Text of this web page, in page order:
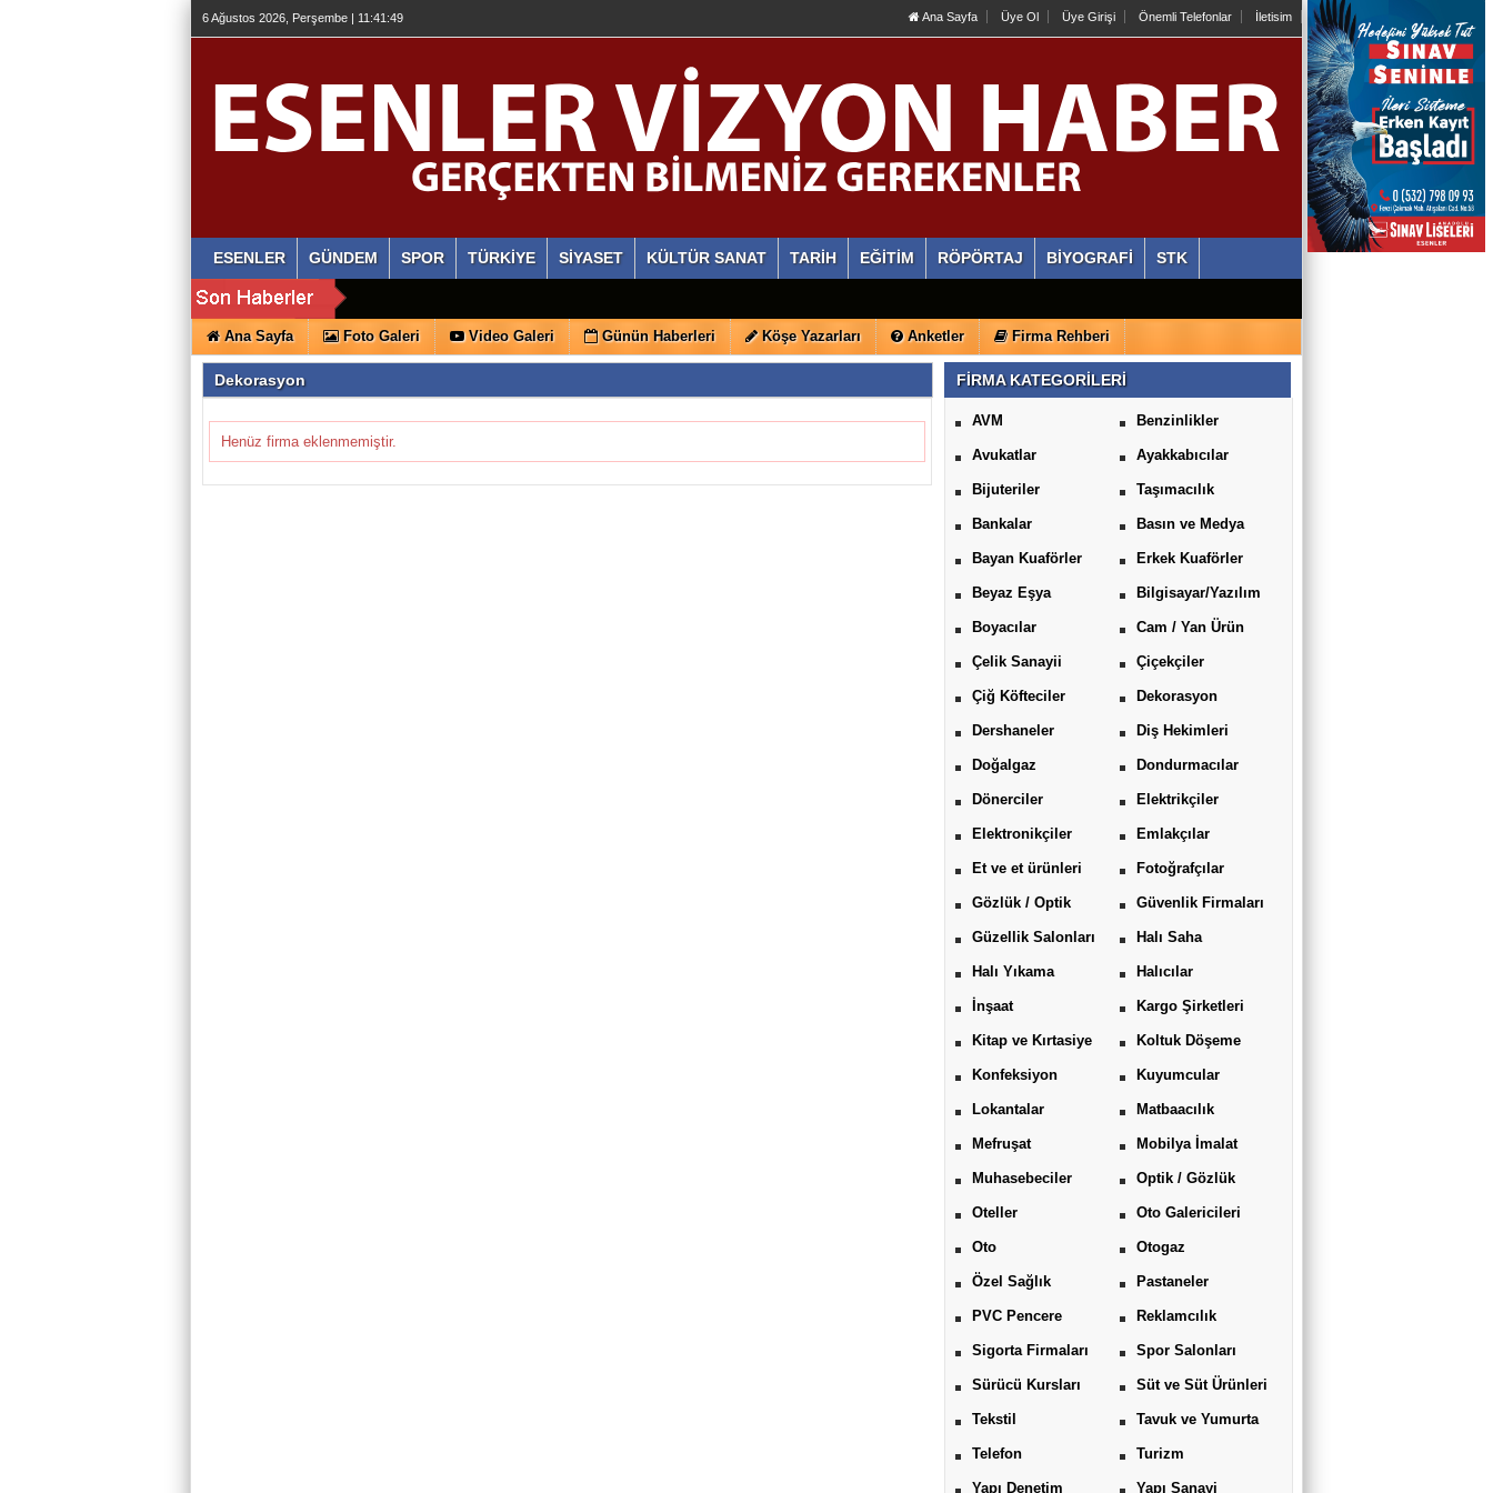
6 Ağustos 2026, Perşembe | 11:41:50 Ana Sayfa Üye Ol Üye Girişi Önemli Telefonlar İletisim
ESENLER GÜNDEM SPOR TÜRKİYE SİYASET KÜLTÜR SANAT TARİH EĞİTİM RÖPÖRTAJ BİYOGRAFİ STK
Ana Sayfa Foto Galeri Video Galeri Günün Haberleri Köşe Yazarları Anketler Firma Rehberi
Dekorasyon
Henüz firma eklenmemiştir.
FİRMA KATEGORİLERİ
AVM Benzinlikler
Avukatlar Ayakkabıcılar
Bijuteriler Taşımacılık
Bankalar Basın ve Medya
Bayan Kuaförler Erkek Kuaförler
Beyaz Eşya Bilgisayar/Yazılım
Boyacılar Cam / Yan Ürün
Çelik Sanayii Çiçekçiler
Çiğ Köfteciler Dekorasyon
Dershaneler Diş Hekimleri
Doğalgaz Dondurmacılar
Dönerciler Elektrikçiler
Elektronikçiler Emlakçılar
Et ve et ürünleri Fotoğrafçılar
Gözlük / Optik Güvenlik Firmaları
Güzellik Salonları Halı Saha
Halı Yıkama Halıcılar
İnşaat Kargo Şirketleri
Kitap ve Kırtasiye Koltuk Döşeme
Konfeksiyon Kuyumcular
Lokantalar Matbaacılık
Mefruşat Mobilya İmalat
Muhasebeciler Optik / Gözlük
Oteller Oto Galericileri
Oto Otogaz
Özel Sağlık Pastaneler
PVC Pencere Reklamcılık
Sigorta Firmaları Spor Salonları
Sürücü Kursları Süt ve Süt Ürünleri
Tekstil Tavuk ve Yumurta
Telefon Turizm
Yapı Denetim Yapı Sanayi